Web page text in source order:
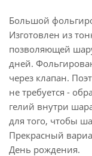
Большой
Изготовлен из
позволяющей
дней.
через клапан.
не требуется -
гелий внутри
для того, чтобы
Прекрасный
День рождения.